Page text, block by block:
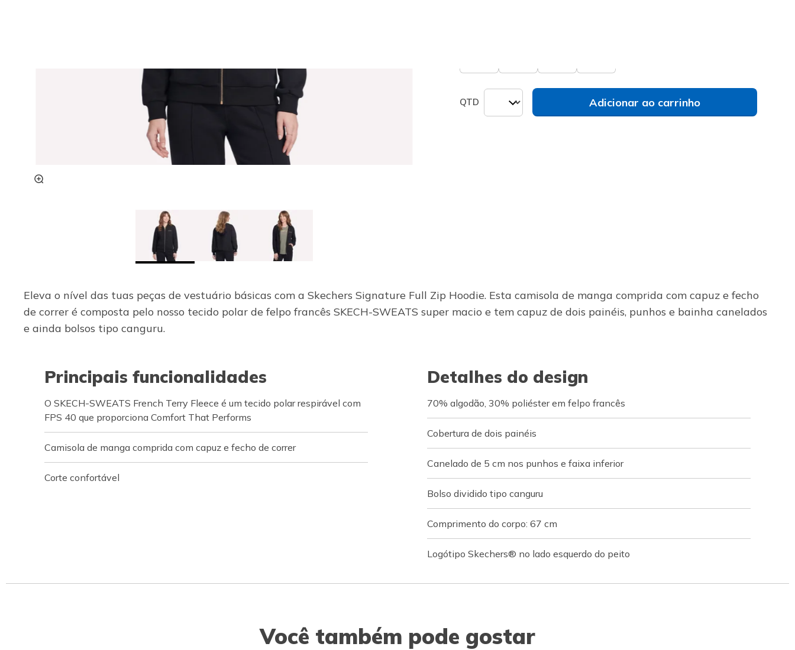
QTD Adicionar ao carrinho
Eleva o nível das tuas peças de vestuário básicas com a Skechers Signature Full Zip Hoodie. Esta camisola de manga comprida com capuz e fecho
de correr é composta pelo nosso tecido polar de felpo francês SKECH-SWEATS super macio e tem capuz de dois painéis, punhos e bainha canelados
e ainda bolsos tipo canguru.
Principais funcionalidades
O SKECH-SWEATS French Terry Fleece é um tecido polar respirável com
FPS 40 que proporciona Comfort That Performs
Camisola de manga comprida com capuz e fecho de correr
Corte confortável
Detalhes do design
70% algodão, 30% poliéster em felpo francês
Cobertura de dois painéis
Canelado de 5 cm nos punhos e faixa inferior
Bolso dividido tipo canguru
Comprimento do corpo: 67 cm
Logótipo Skechers® no lado esquerdo do peito
Você também pode gostar